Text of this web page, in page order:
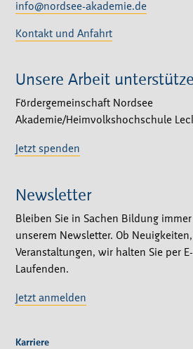
info@nordsee-akademie.de
Kontakt und Anfahrt
Unsere Arbeit
Fördergemeinschaft Nordsee
Akademie/Heimvolkshochschule
Jetzt spenden
Newsletter
Bleiben Sie in Sachen Bildung
unserem Newsletter. Ob
Veranstaltungen, wir halten Sie per
Laufenden.
Jetzt anmelden
Karriere